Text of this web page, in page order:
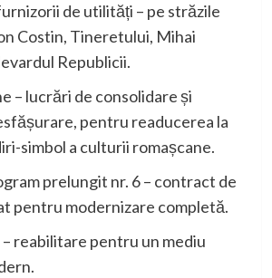
de utilități – pe străzile
Costin, Tineretului, Mihai
Republicii.
– lucrări de consolidare și
pentru readucerea la
simbol a culturii romașcane.
prelungit nr. 6 – contract de
pentru modernizare completă.
– reabilitare pentru un mediu